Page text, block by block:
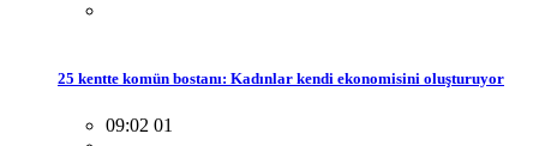
25 kentte komün bostanı: Kadınlar kendi ekonomisini oluşturuyor
09:02 01